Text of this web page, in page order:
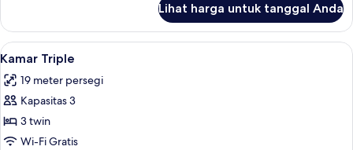
Kamar
Single
Lihat harga untuk tanggal Anda
Lihat
semua
foto
untuk
Kamar
Triple
Meja kerja, tempat tidur bayi (biaya
3
Kamar Triple
19 meter persegi
Kapasitas 3
3 twin
Wi-Fi Gratis